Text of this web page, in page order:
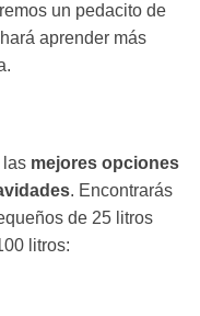
un pedacito de
aprender más
las mejores opciones
. Encontrarás
de 25 litros
litros: